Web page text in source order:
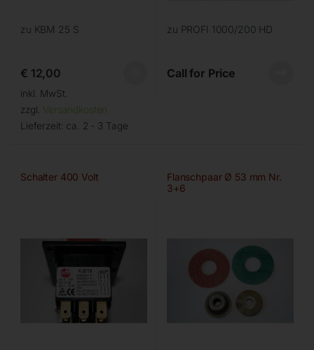
zu KBM 25 S
€ 12,00
inkl. MwSt.
zzgl. Versandkosten
Lieferzeit: ca. 2 - 3 Tage
zu PROFI 1000/200 HD
Call for Price
Schalter 400 Volt
Flanschpaar Ø 53 mm Nr.
3+6